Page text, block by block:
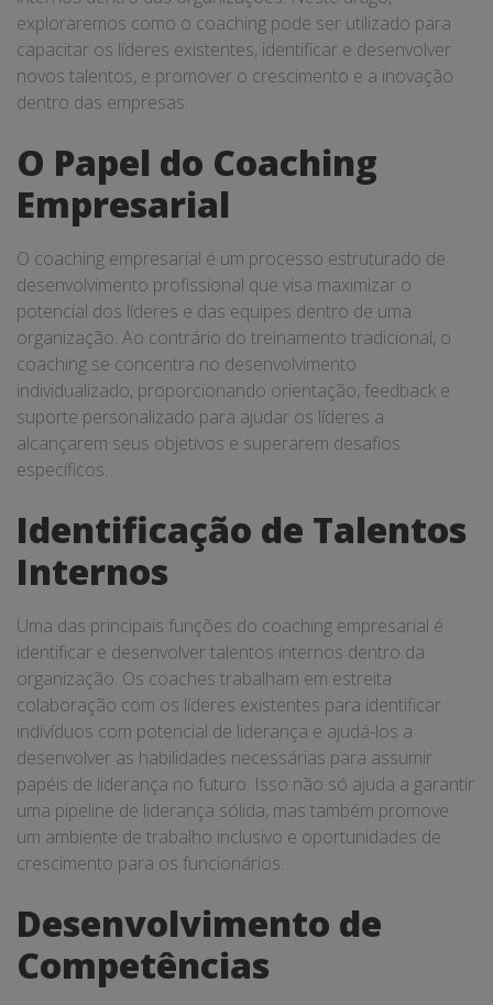
exploraremos como o coaching pode ser utilizado para
capacitar os líderes existentes, identificar e desenvolver
novos talentos, e promover o crescimento e a inovação
dentro das empresas.
O Papel do Coaching
Empresarial
O coaching empresarial é um processo estruturado de
desenvolvimento profissional que visa maximizar o
potencial dos líderes e das equipes dentro de uma
organização. Ao contrário do treinamento tradicional, o
coaching se concentra no desenvolvimento
individualizado, proporcionando orientação, feedback e
suporte personalizado para ajudar os líderes a
alcançarem seus objetivos e superarem desafios
específicos.
Identificação de Talentos
Internos
Uma das principais funções do coaching empresarial é
identificar e desenvolver talentos internos dentro da
organização. Os coaches trabalham em estreita
colaboração com os líderes existentes para identificar
indivíduos com potencial de liderança e ajudá-los a
desenvolver as habilidades necessárias para assumir
papéis de liderança no futuro. Isso não só ajuda a garantir
uma pipeline de liderança sólida, mas também promove
um ambiente de trabalho inclusivo e oportunidades de
crescimento para os funcionários.
Desenvolvimento de
Competências